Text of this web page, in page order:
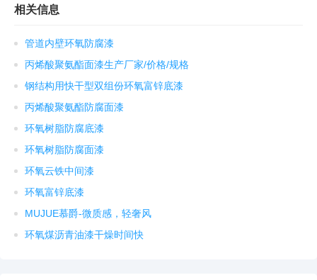
相关信息
管道内壁环氧防腐漆
丙烯酸聚氨酯面漆生产厂家/价格/规格
钢结构用快干型双组份环氧富锌底漆
丙烯酸聚氨酯防腐面漆
环氧树脂防腐底漆
环氧树脂防腐面漆
环氧云铁中间漆
环氧富锌底漆
MUJUE慕爵-微质感，轻奢风
环氧煤沥青油漆干燥时间快